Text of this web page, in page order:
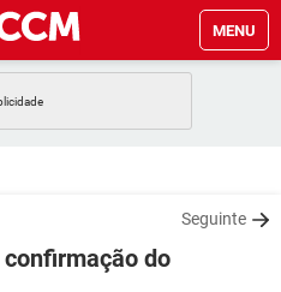
MENU
GMAIL
WHATSAPP
Seguinte
do